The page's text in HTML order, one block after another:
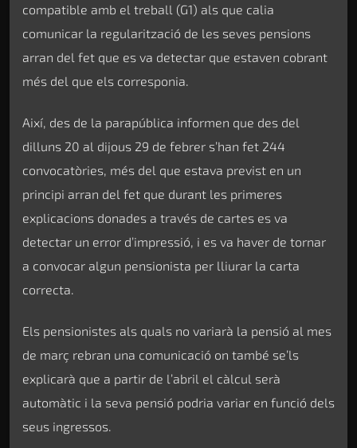
compatible amb el treball (G1) als que calia
comunicar la regularització de les seves pensions
arran del fet que es va detectar que estaven cobrant
més del que els corresponia.
Així, des de la parapública informen que des del
dilluns 20 al dijous 29 de febrer s’han fet 244
convocatòries, més del que estava previst en un
principi arran del fet que durant les primeres
explicacions donades a través de cartes es va
detectar un error d’impressió, i es va haver de tornar
a convocar algun pensionista per lliurar la carta
correcta.
Els pensionistes als quals no variarà la pensió al mes
de març rebran una comunicació on també se’ls
explicarà que a partir de l’abril el càlcul serà
automàtic i la seva pensió podria variar en funció dels
seus ingressos.